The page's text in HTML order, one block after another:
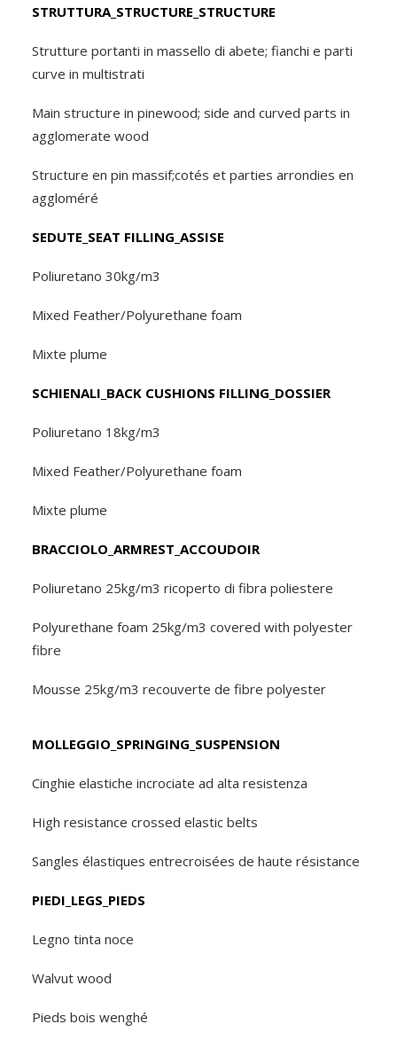
STRUTTURA_STRUCTURE_STRUCTURE
Strutture portanti in massello di abete; fianchi e parti
curve in multistrati
Main structure in pinewood; side and curved parts in
agglomerate wood
Structure en pin massif;cotés et parties arrondies en
aggloméré
SEDUTE_SEAT FILLING_ASSISE
Poliuretano 30kg/m3
Mixed Feather/Polyurethane foam
Mixte plume
SCHIENALI_BACK CUSHIONS FILLING_DOSSIER
Poliuretano 18kg/m3
Mixed Feather/Polyurethane foam
Mixte plume
BRACCIOLO_ARMREST_ACCOUDOIR
Poliuretano 25kg/m3 ricoperto di fibra poliestere
Polyurethane foam 25kg/m3 covered with polyester
fibre
Mousse 25kg/m3 recouverte de fibre polyester
MOLLEGGIO_SPRINGING_SUSPENSION
Cinghie elastiche incrociate ad alta resistenza
High resistance crossed elastic belts
Sangles élastiques entrecroisées de haute résistance
PIEDI_LEGS_PIEDS
Legno tinta noce
Walvut wood
Pieds bois wenghé